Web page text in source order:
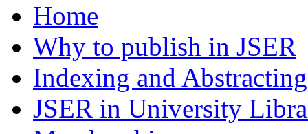
Home
Why to publish in JSER
Indexing and Abstracting
JSER in University